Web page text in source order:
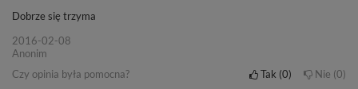
Dobrze się trzyma
2016-02-08
Anonim
Czy opinia była pomocna?
Tak 0 Nie 0